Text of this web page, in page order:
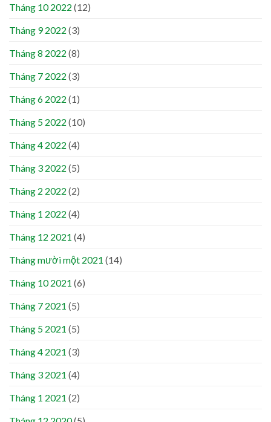
Tháng 10 2022 (12)
Tháng 9 2022 (3)
Tháng 8 2022 (8)
Tháng 7 2022 (3)
Tháng 6 2022 (1)
Tháng 5 2022 (10)
Tháng 4 2022 (4)
Tháng 3 2022 (5)
Tháng 2 2022 (2)
Tháng 1 2022 (4)
Tháng 12 2021 (4)
Tháng mười một 2021 (14)
Tháng 10 2021 (6)
Tháng 7 2021 (5)
Tháng 5 2021 (5)
Tháng 4 2021 (3)
Tháng 3 2021 (4)
Tháng 1 2021 (2)